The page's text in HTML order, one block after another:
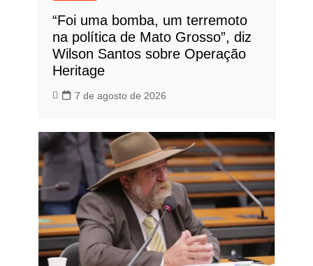
“Foi uma bomba, um terremoto
na política de Mato Grosso”, diz
Wilson Santos sobre Operação
Heritage
7 de agosto de 2026